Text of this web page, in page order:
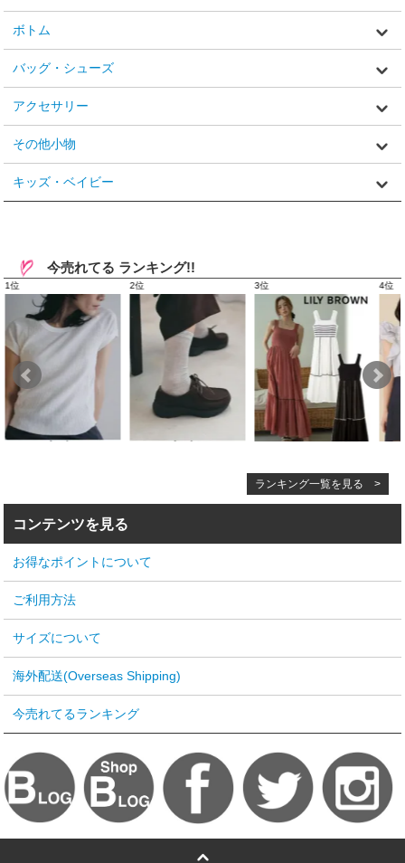
ボトム
バッグ・シューズ
アクセサリー
その他小物
キッズ・ベイビー
今売れてる ランキング!!
ランキング一覧を見る >
コンテンツを見る
お得なポイントについて
ご利用方法
サイズについて
海外配送(Overseas Shipping)
今売れてるランキング